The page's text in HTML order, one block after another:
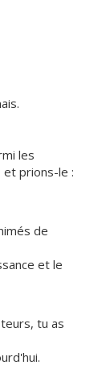
les
prions-le :
de
et le
tu as